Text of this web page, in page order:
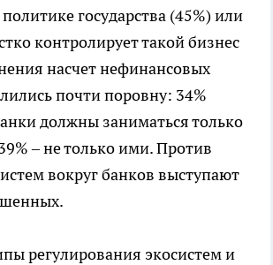
политике государства (45%) или
контролирует такой бизнес
насчет нефинансовых
почти поровну: 34%
должны заниматься только
– не только ими. Против
вокруг банков выступают
регулирования экосистем и